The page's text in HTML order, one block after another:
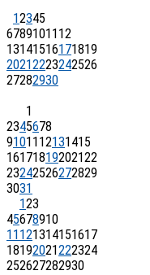
12345
67891011 12
13141516171819
20212223242526
27282930
1
2345678
91011 12131415
16171819202122
23242526272829
3031
123
45678910
11 121314151617
18192021222324
252627282930